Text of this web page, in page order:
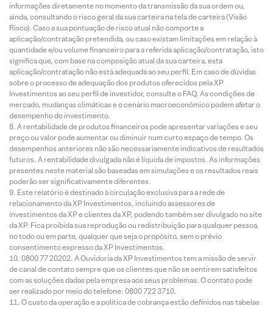
informações diretamente no momento da transmissão da sua ordem ou,
ainda, consultando o risco geral da sua carteira na tela de carteira (Visão
Risco). Caso a sua pontuação de risco atual não comporte a
aplicação/contratação pretendida, ou caso existam limitações em relação à
quantidade e/ou volume financeiro para a referida aplicação/contratação, isto
significa que, com base na composição atual da sua carteira, esta
aplicação/contratação não está adequada ao seu perfil. Em caso de dúvidas
sobre o processo de adequação dos produtos oferecidos pela XP
Investimentos ao seu perfil de investidor, consulte o FAQ. As condições de
mercado, mudanças climáticas e o cenário macroeconômico podem afetar o
desempenho do investimento.
A rentabilidade de produtos financeiros pode apresentar variações e seu
preço ou valor pode aumentar ou diminuir num curto espaço de tempo. Os
desempenhos anteriores não são necessariamente indicativos de resultados
futuros. A rentabilidade divulgada não é líquida de impostos. As informações
presentes neste material são baseadas em simulações e os resultados reais
poderão ser significativamente diferentes.
Este relatório é destinado à circulação exclusiva para a rede de
relacionamento da XP Investimentos, incluindo assessores de
investimentos da XP e clientes da XP, podendo também ser divulgado no site
da XP. Fica proibida sua reprodução ou redistribuição para qualquer pessoa,
no todo ou em parte, qualquer que seja o propósito, sem o prévio
consentimento expresso da XP Investimentos.
0800 77 20202. A Ouvidoria da XP Investimentos tem a missão de servir
de canal de contato sempre que os clientes que não se sentirem satisfeitos
com as soluções dadas pela empresa aos seus problemas. O contato pode
ser realizado por meio do telefone: 0800 722 3710.
O custo da operação e a política de cobrança estão definidos nas tabelas